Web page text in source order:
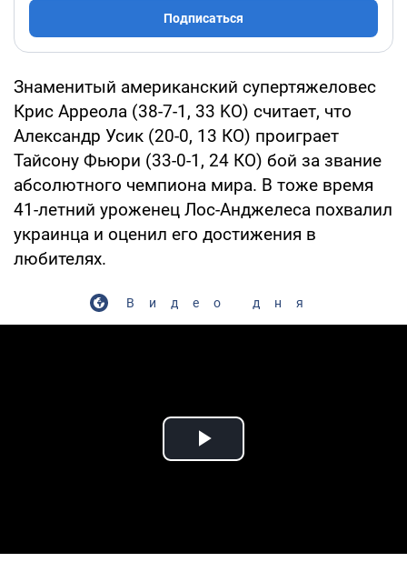
Подписаться
Знаменитый американский супертяжеловес
Крис Арреола (38-7-1, 33 KO) считает, что
Александр Усик (20-0, 13 КО) проиграет
Тайсону Фьюри (33-0-1, 24 КО) бой за звание
абсолютного чемпиона мира. В тоже время
41-летний уроженец Лос-Анджелеса похвалил
украинца и оценил его достижения в
любителях.
Видео дня
Play Video